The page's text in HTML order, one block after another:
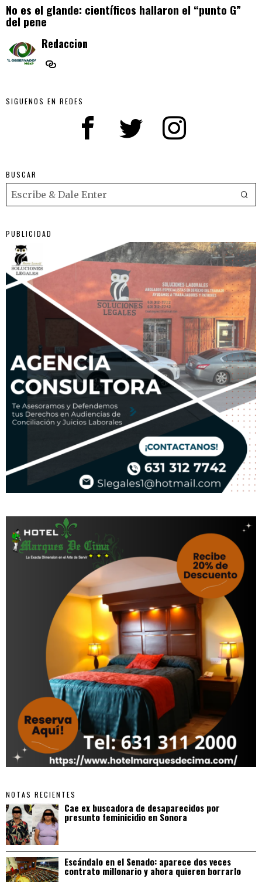
No es el glande: científicos hallaron el “punto G”
del pene
Redaccion
SIGUENOS EN REDES
BUSCAR
PUBLICIDAD
NOTAS RECIENTES
Cae ex buscadora de desaparecidos por
presunto feminicidio en Sonora
Escándalo en el Senado: aparece dos veces
contrato millonario y ahora quieren borrarlo